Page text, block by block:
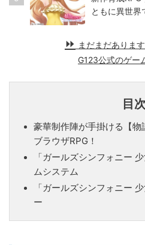
ともに異世界
まだまだありま
G123公式のゲー
目次
豪華制作陣が手掛ける【
ブラウザRPG！
「ガールズシンフォニー
ムシステム
「ガールズシンフォニー
ー